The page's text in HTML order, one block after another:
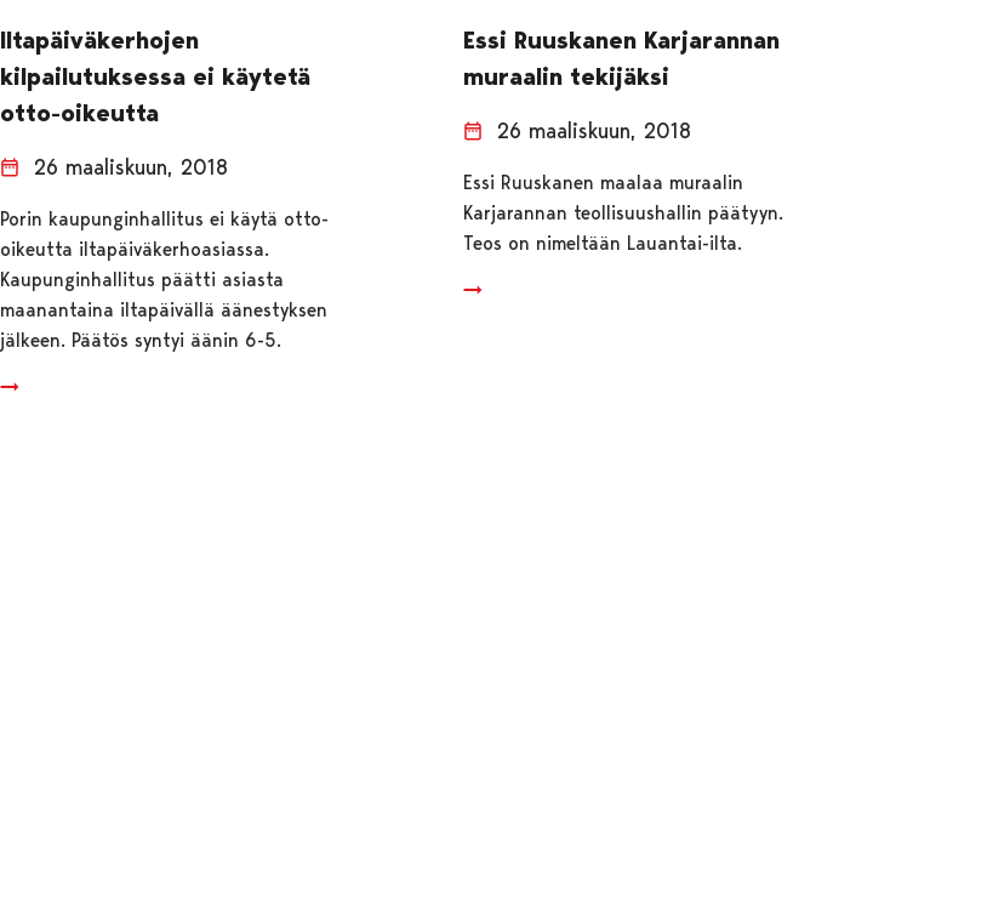
Iltapäiväkerhojen
kilpailutuksessa ei käytetä
otto-oikeutta
26 maaliskuun, 2018
Porin kaupunginhallitus ei käytä otto-
oikeutta iltapäiväkerhoasiassa.
Kaupunginhallitus päätti asiasta
maanantaina iltapäivällä äänestyksen
jälkeen. Päätös syntyi äänin 6-5.
Essi Ruuskanen Karjarannan
muraalin tekijäksi
26 maaliskuun, 2018
Essi Ruuskanen maalaa muraalin
Karjarannan teollisuushallin päätyyn.
Teos on nimeltään Lauantai-ilta.